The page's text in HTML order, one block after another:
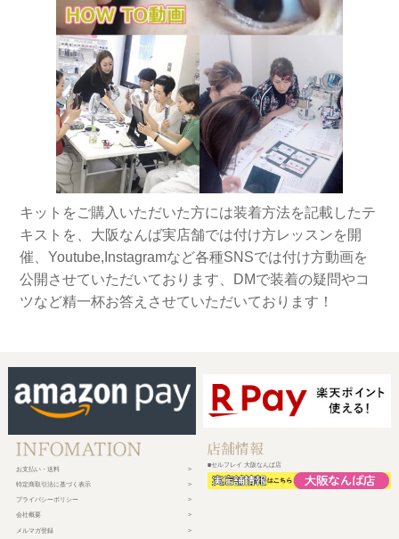
キットをご購入いただいた方には装着方法を記載したテ
キストを、大阪なんば実店舗では付け方レッスンを開
催、Youtube,Instagramなど各種SNSでは付け方動画を
公開させていただいております、DMで装着の疑問やコ
ツなど精一杯お答えさせていただいております！
お支払い・送料
特定商取引法に基づく表示
プライバシーポリシー
会社概要
メルマガ登録
■セルフレイ 大阪なんば店